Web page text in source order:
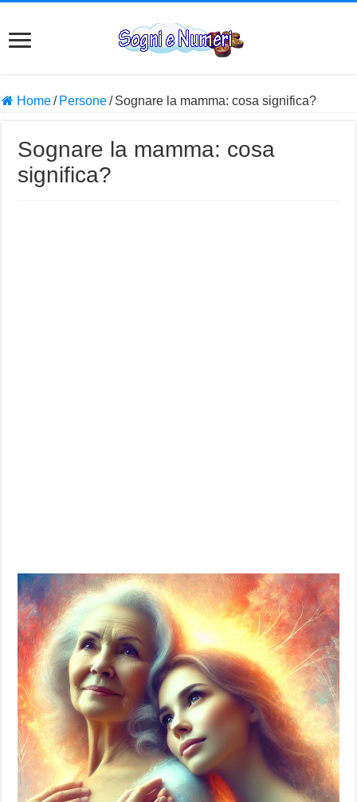
Home/ Persone/ Sognare la mamma: cosa significa?
Sognare la mamma: cosa
significa?